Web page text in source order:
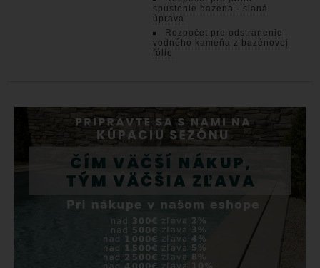
spustenie bazéna - slaná
úprava
Rozpočet pre odstránenie
vodného kameňa z bazénovej
fólie